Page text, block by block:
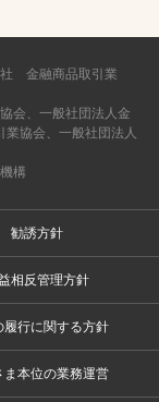
社 金融商品取引業
会、一般社団法人金
協会、一般社団法人
構
勧誘方針
相反管理方針
履行に関する方針
ま本位の業務運営